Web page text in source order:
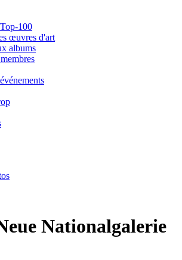
100
œuvres d'art
albums
Nationalgalerie